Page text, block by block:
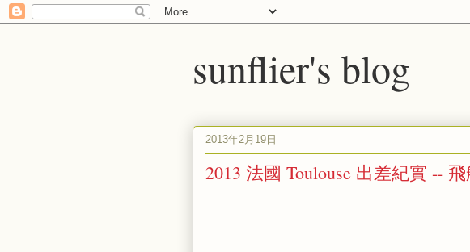
sunflier's blog
2013年2月19日
2013 法國 Toulouse 出差紀實 --